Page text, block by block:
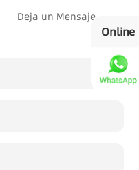
Online
Deja un Mensaje